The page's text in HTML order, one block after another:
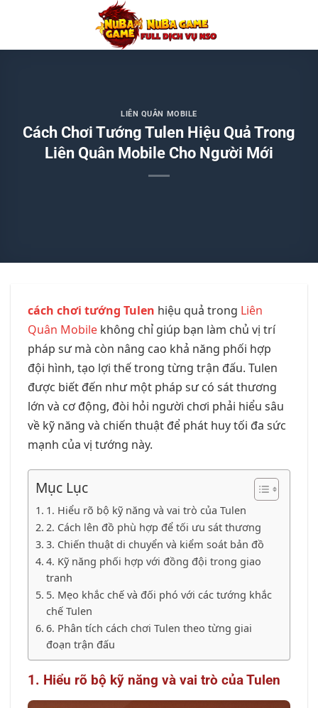
nội
LIÊN QUÂN MOBILE
Cách Chơi Tướng Tulen Hiệu Quả Trong
Liên Quân Mobile Cho Người Mới
cách chơi tướng Tulen hiệu quả trong Liên
Quân Mobile không chỉ giúp bạn làm chủ vị trí
pháp sư mà còn nâng cao khả năng phối hợp
đội hình, tạo lợi thế trong từng trận đấu. Tulen
được biết đến như một pháp sư có sát thương
lớn và cơ động, đòi hỏi người chơi phải hiểu sâu
về kỹ năng và chiến thuật để phát huy tối đa sức
mạnh của vị tướng này.
Mục Lục
1. Hiểu rõ bộ kỹ năng và vai trò của Tulen
2. Cách lên đồ phù hợp để tối ưu sát thương
3. Chiến thuật di chuyển và kiểm soát bản đồ
4. Kỹ năng phối hợp với đồng đội trong giao
tranh
5. Mẹo khắc chế và đối phó với các tướng khắc
chế Tulen
6. Phân tích cách chơi Tulen theo từng giai
đoạn trận đấu
1. Hiểu rõ bộ kỹ năng và vai trò của Tulen